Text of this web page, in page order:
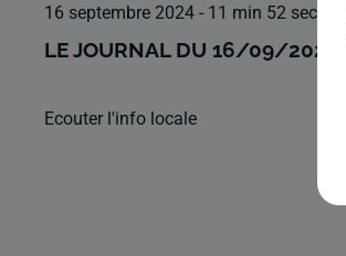
16 septembre 2024 - 11 min 52 sec
LE JOURNAL DU 16/09/2024
Ecouter l'info locale